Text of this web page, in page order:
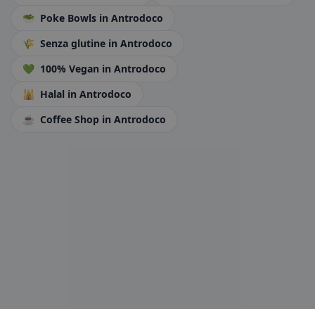
🥗 Poke Bowls in Antrodoco
🌾 Senza glutine in Antrodoco
💚 100% Vegan in Antrodoco
🕌 Halal in Antrodoco
☕ Coffee Shop in Antrodoco